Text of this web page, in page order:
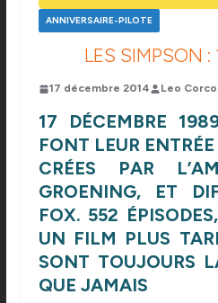
ANNIVERSAIRE-PILOTE
LES SIMPSON
17 décembre 2014 Leo
17 DÉCEMBRE
FONT LEUR
CRÉES PAR
GROENING, ET
FOX. 552
UN FILM PLUS
SONT TOUJOURS
QUE JAMAIS